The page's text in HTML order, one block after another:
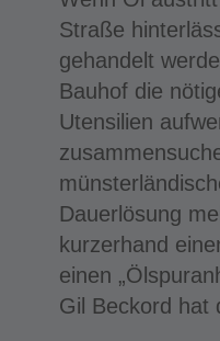
Straße
gehandelt
Bauhof die
Utensilien
Dauerlösung
kurzerhand
einen
Gil Beckord hat